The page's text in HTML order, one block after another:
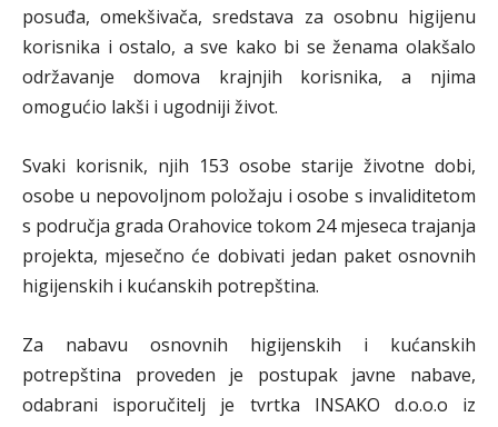
posuđa, omekšivača, sredstava za osobnu higijenu
korisnika i ostalo, a sve kako bi se ženama olakšalo
održavanje domova krajnjih korisnika, a njima
omogućio lakši i ugodniji život.
Svaki korisnik, njih 153 osobe starije životne dobi,
osobe u nepovoljnom položaju i osobe s invaliditetom
s područja grada Orahovice tokom 24 mjeseca trajanja
projekta, mjesečno će dobivati jedan paket osnovnih
higijenskih i kućanskih potrepština.
Za nabavu osnovnih higijenskih i kućanskih
potrepština proveden je postupak javne nabave,
odabrani isporučitelj je tvrtka INSAKO d.o.o.o iz